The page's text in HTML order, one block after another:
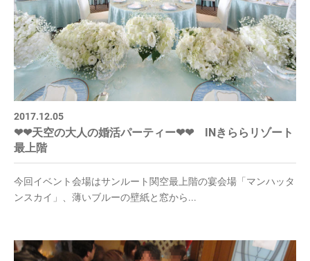
2017.12.05
❤❤天空の大人の婚活パーティー❤❤ INきららリゾート
最上階
今回イベント会場はサンルート関空最上階の宴会場「マンハッタ
ンスカイ」、薄いブルーの壁紙と窓から...